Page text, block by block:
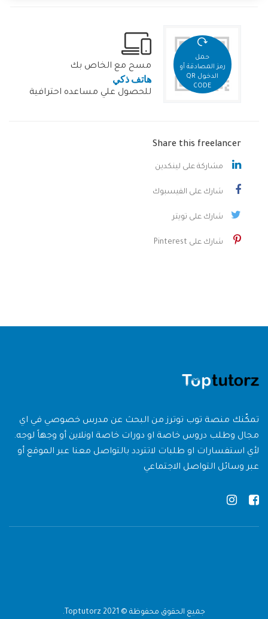
حمل
رمز المصادقة أو
الدخول QR
CODE
مسح مع الخاص بك
هاتف ذكي
للحصول علي مساعده احترافية
Share this freelancer
مشاركة على لينكدين
شارك على الفيسبوك
شارك على تويتر
شارك على Pinterest
تمكّنك منصة توب توترز من البحث عن مدرس خصوصي في اي
مجال وطلب دروس خاصة او دورات خاصة اونلاين أو وجهاً لوجه.
لأي استفسارات او طلبات لاتتردد بالتواصل معنا عبر الموقع أو
عبر وسائل التواصل الاجتماعي
جميع الحقوق محفوظة © 2021 Toptutorz.